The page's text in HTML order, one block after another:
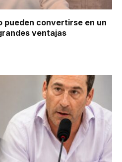
pueden convertirse en un
ventajas